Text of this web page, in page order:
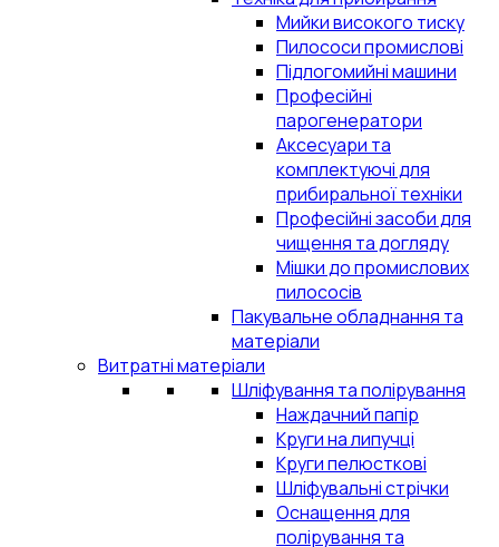
Мийки високого тиску
Пилососи промислові
Підлогомийні машини
Професійні
парогенератори
Аксесуари та
комплектуючі для
прибиральної техніки
Професійні засоби для
чищення та догляду
Мішки до промислових
пилососів
Пакувальне обладнання та
матеріали
Витратні матеріали
Шліфування та полірування
Наждачний папір
Круги на липучці
Круги пелюсткові
Шліфувальні стрічки
Оснащення для
полірування та